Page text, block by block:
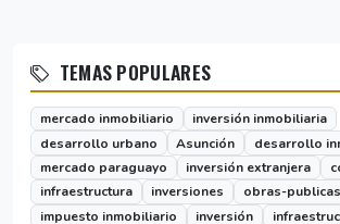
TEMAS POPULARES
mercado inmobiliario
inversión inmobiliaria
desarrollo urbano
Asunción
desarrollo
mercado paraguayo
inversión extranjera
infraestructura
inversiones
obras-publicas
impuesto inmobiliario
inversión